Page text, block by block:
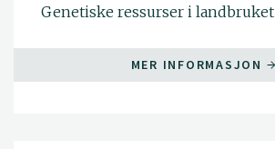
Genetiske ressurser i landbruket
MER INFORMASJON